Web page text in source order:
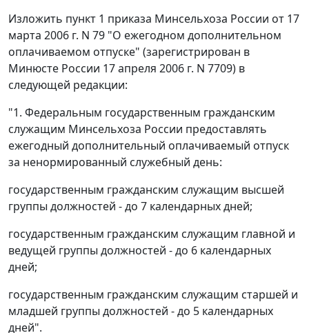
Изложить пункт 1 приказа Минсельхоза России от 17
марта 2006 г. N 79 "О ежегодном дополнительном
оплачиваемом отпуске" (зарегистрирован в
Минюсте России 17 апреля 2006 г. N 7709) в
следующей редакции:
"1. Федеральным государственным гражданским
служащим Минсельхоза России предоставлять
ежегодный дополнительный оплачиваемый отпуск
за ненормированный служебный день:
государственным гражданским служащим высшей
группы должностей - до 7 календарных дней;
государственным гражданским служащим главной и
ведущей группы должностей - до 6 календарных
дней;
государственным гражданским служащим старшей и
младшей группы должностей - до 5 календарных
дней".